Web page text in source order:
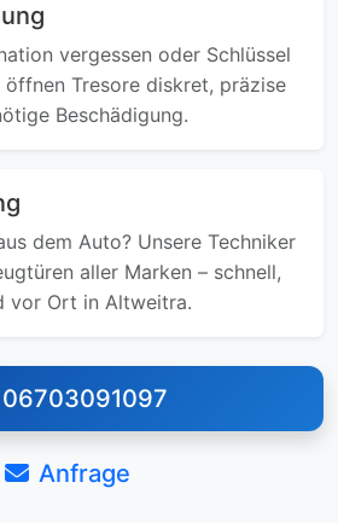
vergessen oder Schlüssel
öffnen Tresore diskret, präzise
Beschädigung.
dem Auto? Unsere Techniker
aller Marken – schnell,
vor Ort in Altweitra.
06703091097
Anfrage